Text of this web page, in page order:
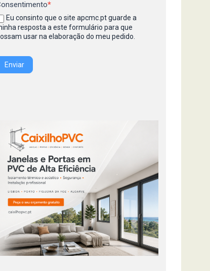
*
Eu consinto que o site apcmc.pt guarde a
resposta a este formulário para que
usar na elaboração do meu pedido.
Enviar